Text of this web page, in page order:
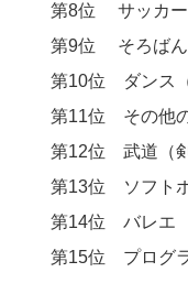
第8位 サッカー
第9位 そろばん
第10位 ダンス（
第11位 その他
第12位 武道（
第13位 ソフト
第14位 バレエ
第15位 プログ